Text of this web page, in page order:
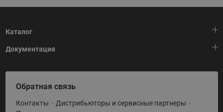
Каталог
Тепловая автоматика
Холодильная техника
Приводная техника
Промышленная автоматика
Документация
HeatPlatform (Тепловая платформа)
Полезные программы и инструменты
Условия поставки
Обратная связь
Контакты
Дистрибьюторы и сервисные партнеры